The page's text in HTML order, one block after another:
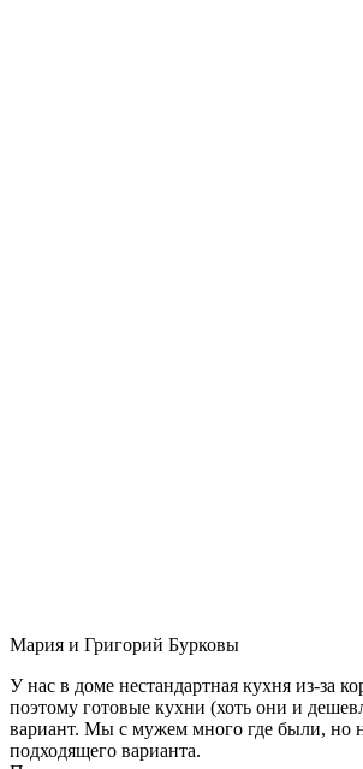
Мария и Григорий Бурковы
У нас в доме нестандартная кухня из-за
поэтому готовые кухни (хоть они и
вариант. Мы с мужем много где были, но
подходящего варианта.